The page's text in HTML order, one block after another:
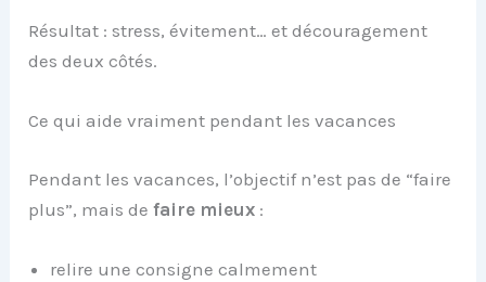
Résultat : stress, évitement… et découragement
des deux côtés.
Ce qui aide vraiment pendant les vacances
Pendant les vacances, l’objectif n’est pas de “faire
plus”, mais defaire mieux :
relire une consigne calmement